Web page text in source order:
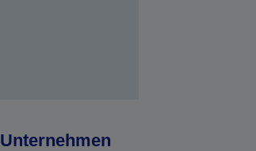
Unternehmen